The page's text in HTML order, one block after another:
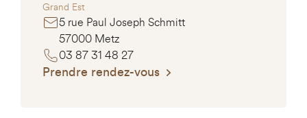
Grand Est
5 rue Paul Joseph Schmitt
57000 Metz
03 87 31 48 27
Prendre rendez-vous